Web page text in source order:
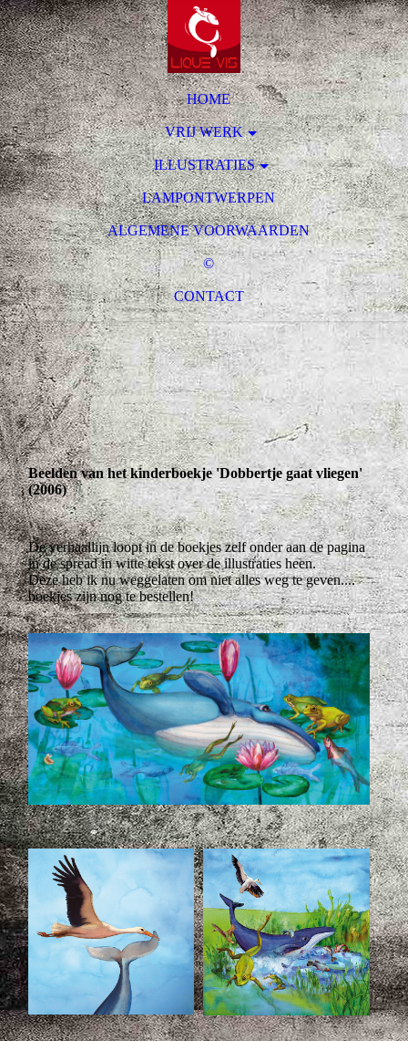
HOME
VRIJ WERK
ILLUSTRATIES
LAMPONTWERPEN
ALGEMENE VOORWAARDEN
©
CONTACT
Beelden van het kinderboekje 'Dobbertje gaat vliegen'
(2006)
De verhaallijn loopt in de boekjes zelf onder aan de pagina
in de spread in witte tekst over de illustraties heen.
Deze heb ik nu weggelaten om niet alles weg te geven....
boekjes zijn nog te bestellen!